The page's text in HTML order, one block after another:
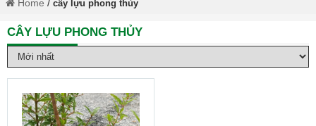
Home / cây lựu phong thủy
CÂY LỰU PHONG THỦY